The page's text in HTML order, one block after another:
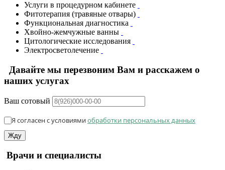
Услуги в процедурном кабинете
Фитотерапия (травяные отвары)
Функциональная диагностика
Хвойно-жемчужные ванны
Цитологические исследования
Электросветолечение
Давайте мы перезвоним Вам и расскажем о
наших услугах
Ваш сотовый
Я согласен с условиямиобработки персональных данных
Жду
Врачи и специалисты